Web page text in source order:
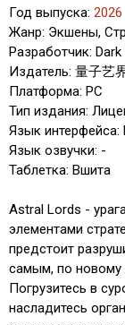
Год выпуска: 2026
Жанр: Экшены,
Разработчик:
Издатель: 量子艺
Платформа: PC
Тип издания:
Язык интерфейса:
Язык озвучки: -
Таблетка: Вшита
Astral Lords -
элементами
предстоит
самым, по новому
Погрузитесь в
насладитесь